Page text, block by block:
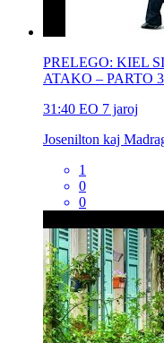
PRELEGO: KIEL
ATAKO – PARTO 3
31:40 EO 7 jaroj
Josenilton kaj
1
0
0